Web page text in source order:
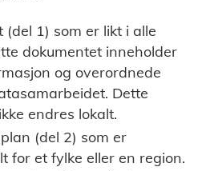
(del 1) som er likt i alle
dokumentet inneholder
og overordnede
Dette
endres lokalt.
(del 2) som er
for et fylke eller en region.